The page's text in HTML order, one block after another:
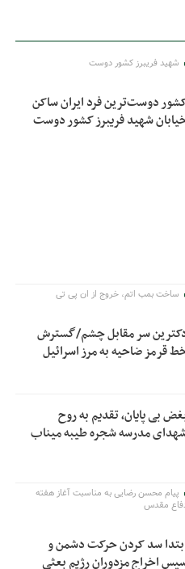
شهید فریبرز کشور دوست
دوست‌ترین فرد ایران ساکن
شهید فریبرز کشور دوست
ساخت بمب اتم، خروج از ان پی تی
سر مقابل چشم/گسترش
قرمز ضاحیه به مرز اسرائیل
بی پایان، تقدیم به روح
مدرسه شجره طیبه میناب
پیام محسن رضایی به مناسبت آغاز هفته
مقدس
سد کردن حرکت دشمن و
اخراج مزدوران رژیم بعثی